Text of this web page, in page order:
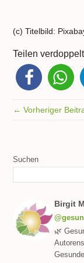
(c) Titelbild:
Teilen
← Vorheriger
Suchen
Birgit
🌿